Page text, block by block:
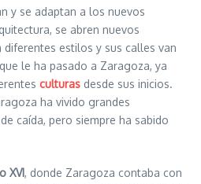
y se adaptan a los nuevos
se abren nuevos
estilos y sus calles van
le ha pasado a Zaragoza, ya
culturas desde sus inicios.
ha vivido grandes
caída, pero siempre ha sabido
XVI, donde Zaragoza contaba con